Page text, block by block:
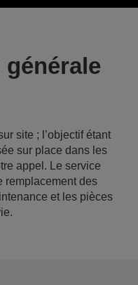
site ; l’objectif étant
sur place dans les
appel. Le service
remplacement des
et les pièces